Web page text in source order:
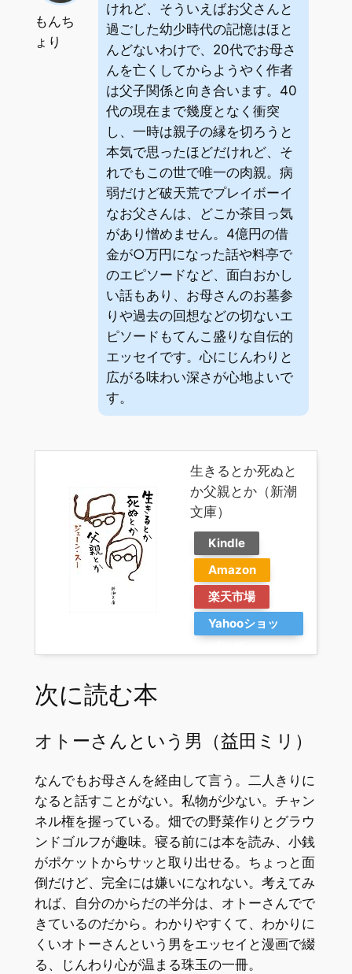
もんち
ょり
けれど、そういえばお父さんと
過ごした幼少時代の記憶はほと
んどないわけで、20代でお母さ
んを亡くしてからようやく作者
は父子関係と向き合います。40
代の現在まで幾度となく衝突
し、一時は親子の縁を切ろうと
本気で思ったほどだけれど、そ
れでもこの世で唯一の肉親。病
弱だけど破天荒でプレイボーイ
なお父さんは、どこか茶目っ気
があり憎めません。4億円の借
金が○万円になった話や料亭で
のエピソードなど、面白おかし
い話もあり、お母さんのお墓参
りや過去の回想などの切ないエ
ピソードもてんこ盛りな自伝的
エッセイです。心にじんわりと
広がる味わい深さが心地よいで
す。
生きるとか死ぬと
か父親とか（新潮
文庫）
Kindle
Amazon
楽天市場
Yahooショッ
次に読む本
オトーさんという男（益田ミリ）
なんでもお母さんを経由して言う。二人きりに
なると話すことがない。私物が少ない。チャン
ネル権を握っている。畑での野菜作りとグラウ
ンドゴルフが趣味。寝る前には本を読み、小銭
がポケットからサッと取り出せる。ちょっと面
倒だけど、完全には嫌いになれない。考えてみ
れば、自分のからだの半分は、オトーさんでで
きているのだから。わかりやすくて、わかりに
くいオトーさんという男をエッセイと漫画で綴
る、じんわり心が温まる珠玉の一冊。